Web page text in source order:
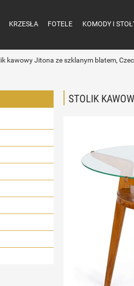
KRZESŁA FOTELE KOMODY I
kawowy Jitona ze szklanym blatem,
STOLIK